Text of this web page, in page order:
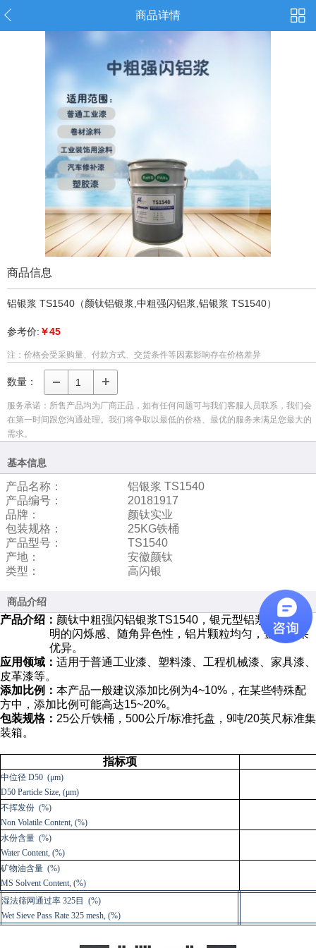
商品详情
商品信息
铝银浆 TS1540（颜钛铝银浆,中粗强闪铝浆,铝银浆 TS1540）
参考价: ￥45
注：价格会受采购量、付款方式、交货条件等因素影响存在价格差异
数量：
服务承诺：所售产品均为厂商正品，如有任何问题可与我们客服人员联系，我们会
在第一时间跟您沟通处理。我们将争取以最低的价格、最优的服务来满足您最大的
需求。
基本信息
产品名称：
铝银浆 TS1540
产品编号：
20181917
品牌：
颜钛实业
包装规格：
25KG铁桶
产品型号：
TS1540
产地：
安徽颜钛
类型：
高闪银
商品介绍
产品介绍： 颜钛中粗强闪铝银浆TS1540，银元型铝浆，具有鲜
明的闪烁感、随角异色性，铝片颗粒均匀，金属效果
优异。
应用领域： 适用于普通工业漆、塑料漆、工程机械漆、家具漆、
皮革漆等。
添加比例： 本产品一般建议添加比例为4~10%，在某些特殊配
方中，添加比例可能高达15~20%。
包装规格： 25公斤铁桶，500公斤/标准托盘，9吨/20英尺标准集
装箱。
指标项
中位径 D50 (μm)
D50 Particle Size, (μm)
不挥发份 (%)
Non Volatile Content, (%)
水份含量 (%)
Water Content, (%)
矿物油含量 (%)
MS Solvent Content, (%)
湿法筛网通过率 325目 (%)
Wet Sieve Pass Rate 325 mesh, (%)